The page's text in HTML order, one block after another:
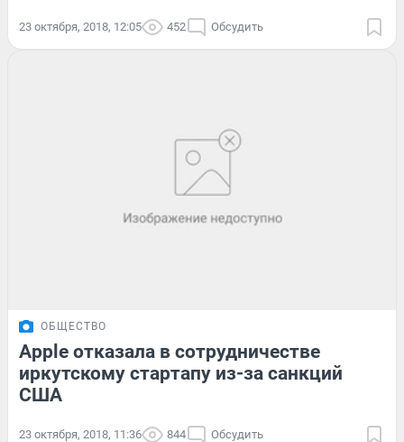
23 октября, 2018, 12:05 452 Обсудить
ОБЩЕСТВО
Apple отказала в сотрудничестве
иркутскому стартапу из-за санкций
США
23 октября, 2018, 11:36 844 Обсудить